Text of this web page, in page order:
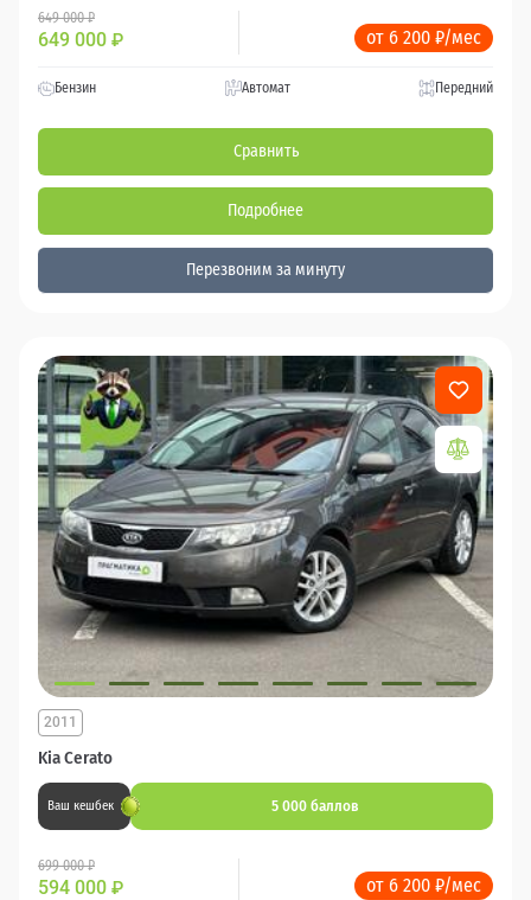
649 000 ₽
649 000 ₽ от 6 200 ₽/мес
Бензин Автомат Передний
Сравнить
Подробнее
Перезвоним за минуту
Kia Cerato
2011
Ваш кешбек 5 000 баллов
699 000 ₽
594 000 ₽ от 6 200 ₽/мес